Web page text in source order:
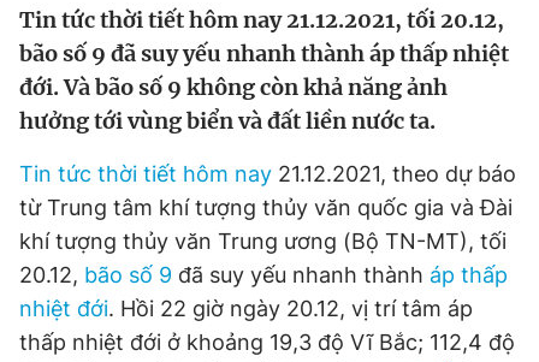
Video Magazine
Sản phẩm khác
Tiện ích Bạn cần biết
Thông tin tòa soạn Liên hệ quảng cáo
Tin tức thời tiết hôm nay 21.12.2021, tối 20.12,
bão số 9 đã suy yếu nhanh thành áp thấp nhiệt
đới. Và bão số 9 không còn khả năng ảnh
hưởng tới vùng biển và đất liền nước ta.
Tin tức thời tiết hôm nay 21.12.2021, theo dự báo
từ Trung tâm khí tượng thủy văn quốc gia và Đài
khí tượng thủy văn Trung ương (Bộ TN-MT), tối
20.12, bão số 9 đã suy yếu nhanh thành áp thấp
nhiệt đới. Hồi 22 giờ ngày 20.12, vị trí tâm áp
thấp nhiệt đới ở khoảng 19,3 độ Vĩ Bắc; 112,4 độ